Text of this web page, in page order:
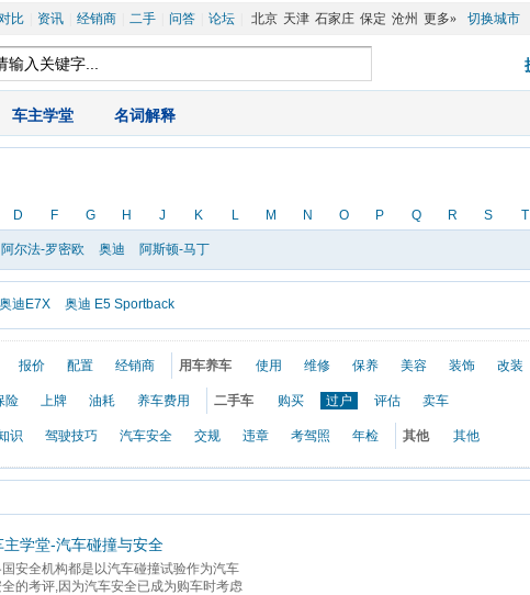
比 资讯 经销商 二手 问答 论坛 北京 天津 石家庄 保定 沧州 更多» 切换城市
车主学堂 名词解释
D F G H J K L M N O P Q R S T
阿尔法-罗密欧 奥迪 阿斯顿-马丁
奥迪E7X 奥迪 E5 Sportback
报价 配置 经销商 用车养车 使用 维修 保养 美容 装饰 改装
险 上牌 油耗 养车费用 二手车 购买 过户 评估 卖车
识 驾驶技巧 汽车安全 交规 违章 考驾照 年检 其他 其他
主学堂-汽车碰撞与安全
安全机构都是以汽车碰撞试验作为汽车
的考评,因为汽车安全已成为购车时考虑